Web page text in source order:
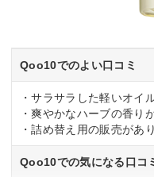
Qoo10でのよい口コミ
・サラサラした軽いオイ
・爽やかなハーブの香り
・詰め替え用の販売があ
Qoo10での気になる口コ